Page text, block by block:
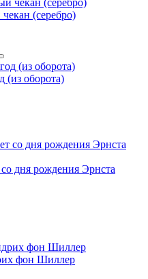
(серебро)
(из оборота)
дня рождения Эрнста
фон Шиллер